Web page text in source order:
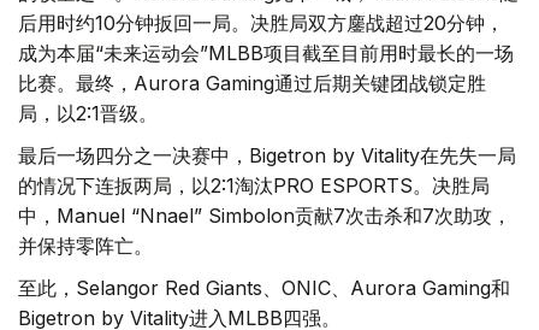
后用时约10分钟扳回一局。决胜局双方鏖战超过20分钟，
成为本届“未来运动会”MLBB项目截至目前用时最长的一场
比赛。最终，Aurora Gaming通过后期关键团战锁定胜
局，以2:1晋级。
最后一场四分之一决赛中，Bigetron by Vitality在先失一局
的情况下连扳两局，以2:1淘汰PRO ESPORTS。决胜局
中，Manuel “Nnael” Simbolon贡献7次击杀和7次助攻，
并保持零阵亡。
至此，Selangor Red Giants、ONIC、Aurora Gaming和
Bigetron by Vitality进入MLBB四强。